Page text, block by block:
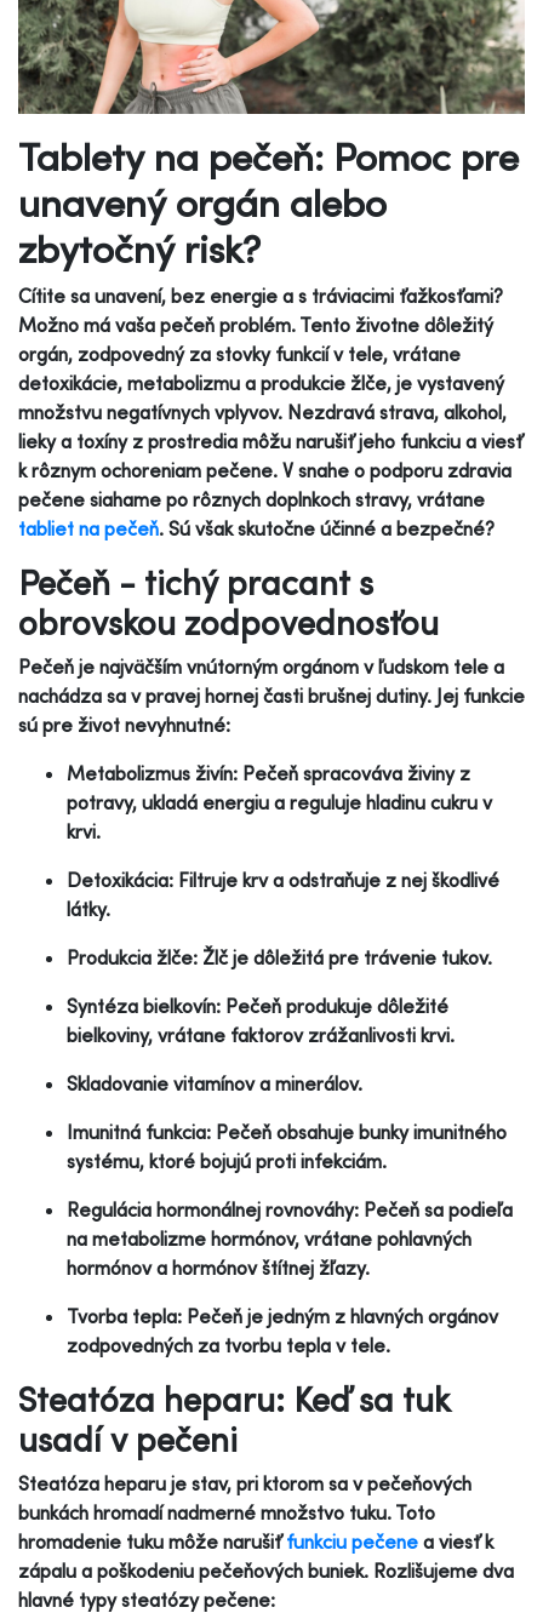
Tablety na pečeň: Pomoc pre
unavený orgán alebo
zbytočný risk?
Cítite sa unavení, bez energie a s tráviacimi ťažkosťami?
Možno má vaša pečeň problém. Tento životne dôležitý
orgán, zodpovedný za stovky funkcií v tele, vrátane
detoxikácie, metabolizmu a produkcie žlče, je vystavený
množstvu negatívnych vplyvov. Nezdravá strava, alkohol,
lieky a toxíny z prostredia môžu narušiť jeho funkciu a viesť
k rôznym ochoreniam pečene. V snahe o podporu zdravia
pečene siahame po rôznych doplnkoch stravy, vrátane
tabliet na pečeň. Sú však skutočne účinné a bezpečné?
Pečeň - tichý pracant s
obrovskou zodpovednosťou
Pečeň je najväčším vnútorným orgánom v ľudskom tele a
nachádza sa v pravej hornej časti brušnej dutiny. Jej funkcie
sú pre život nevyhnutné:
Metabolizmus živín: Pečeň spracováva živiny z
potravy, ukladá energiu a reguluje hladinu cukru v
krvi.
Detoxikácia: Filtruje krv a odstraňuje z nej škodlivé
látky.
Produkcia žlče: Žlč je dôležitá pre trávenie tukov.
Syntéza bielkovín: Pečeň produkuje dôležité
bielkoviny, vrátane faktorov zrážanlivosti krvi.
Skladovanie vitamínov a minerálov.
Imunitná funkcia: Pečeň obsahuje bunky imunitného
systému, ktoré bojujú proti infekciám.
Regulácia hormonálnej rovnováhy: Pečeň sa podieľa
na metabolizme hormónov, vrátane pohlavných
hormónov a hormónov štítnej žľazy.
Tvorba tepla: Pečeň je jedným z hlavných orgánov
zodpovedných za tvorbu tepla v tele.
Steatóza heparu: Keď sa tuk
usadí v pečeni
Steatóza heparu je stav, pri ktorom sa v pečeňových
bunkách hromadí nadmerné množstvo tuku. Toto
hromadenie tuku môže narušiťfunkciu pečene a viesť k
zápalu a poškodeniu pečeňových buniek. Rozlišujeme dva
hlavné typy steatózy pečene: